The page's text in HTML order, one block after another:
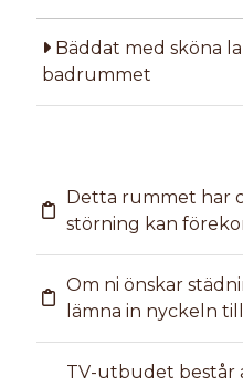
Bäddat med sköna
badrummet
Detta rummet har
störning kan
Om ni önskar
lämna in nyckeln
TV-utbudet består